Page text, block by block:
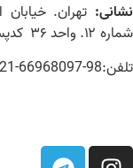
نشانی: تهران.
شماره ۱۲. واحد ۳۶ کدپستی: ۱۳۱۵۸۸۳۴۷۴
تلفن:98-66968097-021 ایمیل: info@jahaneketab.ir